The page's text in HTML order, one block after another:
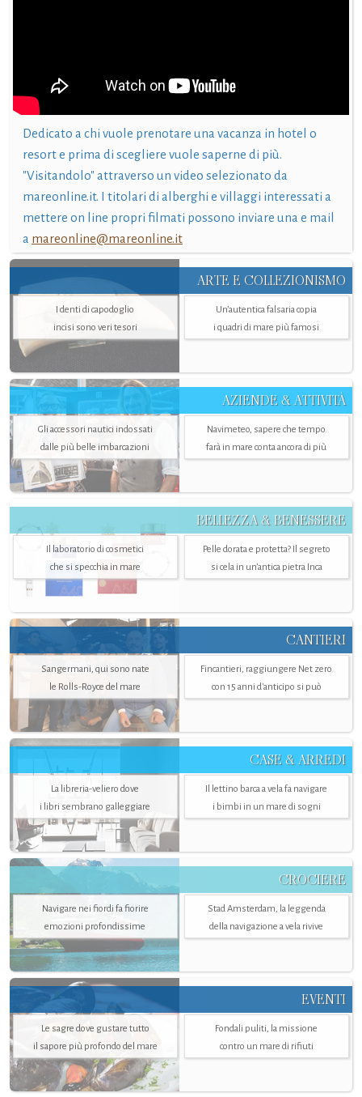
Dedicato a chi vuole prenotare una vacanza in hotel o
resort e prima di scegliere vuole saperne di più.
"Visitandolo" attraverso un video selezionato da
mareonline.it. I titolari di alberghi e villaggi interessati a
mettere on line propri filmati possono inviare una e mail
a mareonline@mareonline.it
ARTE E COLLEZIONISMO
I denti di capodoglio
incisi sono veri tesori
Un’autentica falsaria copia
i quadri di mare più famosi
AZIENDE & ATTIVITÀ
Gli accessori nautici indossati
dalle più belle imbarcazioni
Navimeteo, sapere che tempo
farà in mare conta ancora di più
BELLEZZA & BENESSERE
Il laboratorio di cosmetici
che si specchia in mare
Pelle dorata e protetta? Il segreto
si cela in un’antica pietra Inca
CANTIERI
Sangermani, qui sono nate
le Rolls-Royce del mare
Fincantieri, raggiungere Net zero
con 15 anni d'anticipo si può
CASE & ARREDI
La libreria-veliero dove
i libri sembrano galleggiare
Il lettino barca a vela fa navigare
i bimbi in un mare di sogni
CROCIERE
Navigare nei fiordi fa fiorire
emozioni profondissime
Stad Amsterdam, la leggenda
della navigazione a vela rivive
EVENTI
Le sagre dove gustare tutto
il sapore più profondo del mare
Fondali puliti, la missione
contro un mare di rifiuti